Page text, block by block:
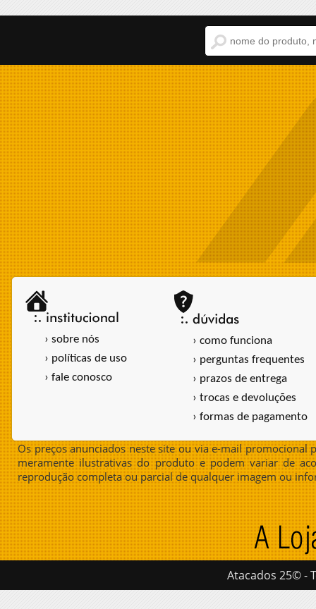
› sobre nós
› políticas de uso
› fale conosco
› como funciona
› perguntas frequentes
› prazos de entrega
› trocas e devoluções
› formas de pagamento
Os preços anunciados neste site ou via e-mail
meramente ilustrativas do produto e podem variar de
reprodução completa ou parcial de qualquer imagem ou
Atacados 25© -